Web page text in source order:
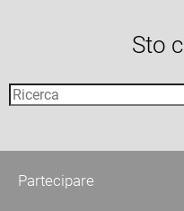
Sto
Partecipare